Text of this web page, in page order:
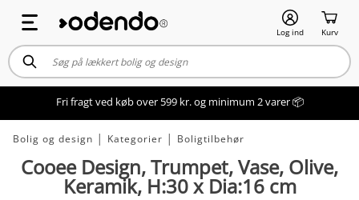
Log ind Kurv
Fri fragt ved køb over 599 kr. og minimum 2 varer 📦
Bolig og design Kategorier Boligtilbehør
Cooee Design, Trumpet, Vase, Olive,
Keramik, H:30 x Dia:16 cm